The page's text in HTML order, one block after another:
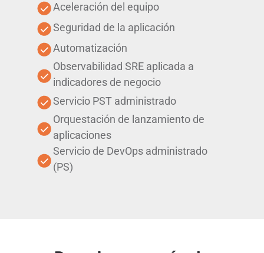
Aceleración del equipo
Seguridad de la aplicación
Automatización
Observabilidad SRE aplicada a
indicadores de negocio
Servicio PST administrado
Orquestación de lanzamiento de
aplicaciones
Servicio de DevOps administrado
(PS)